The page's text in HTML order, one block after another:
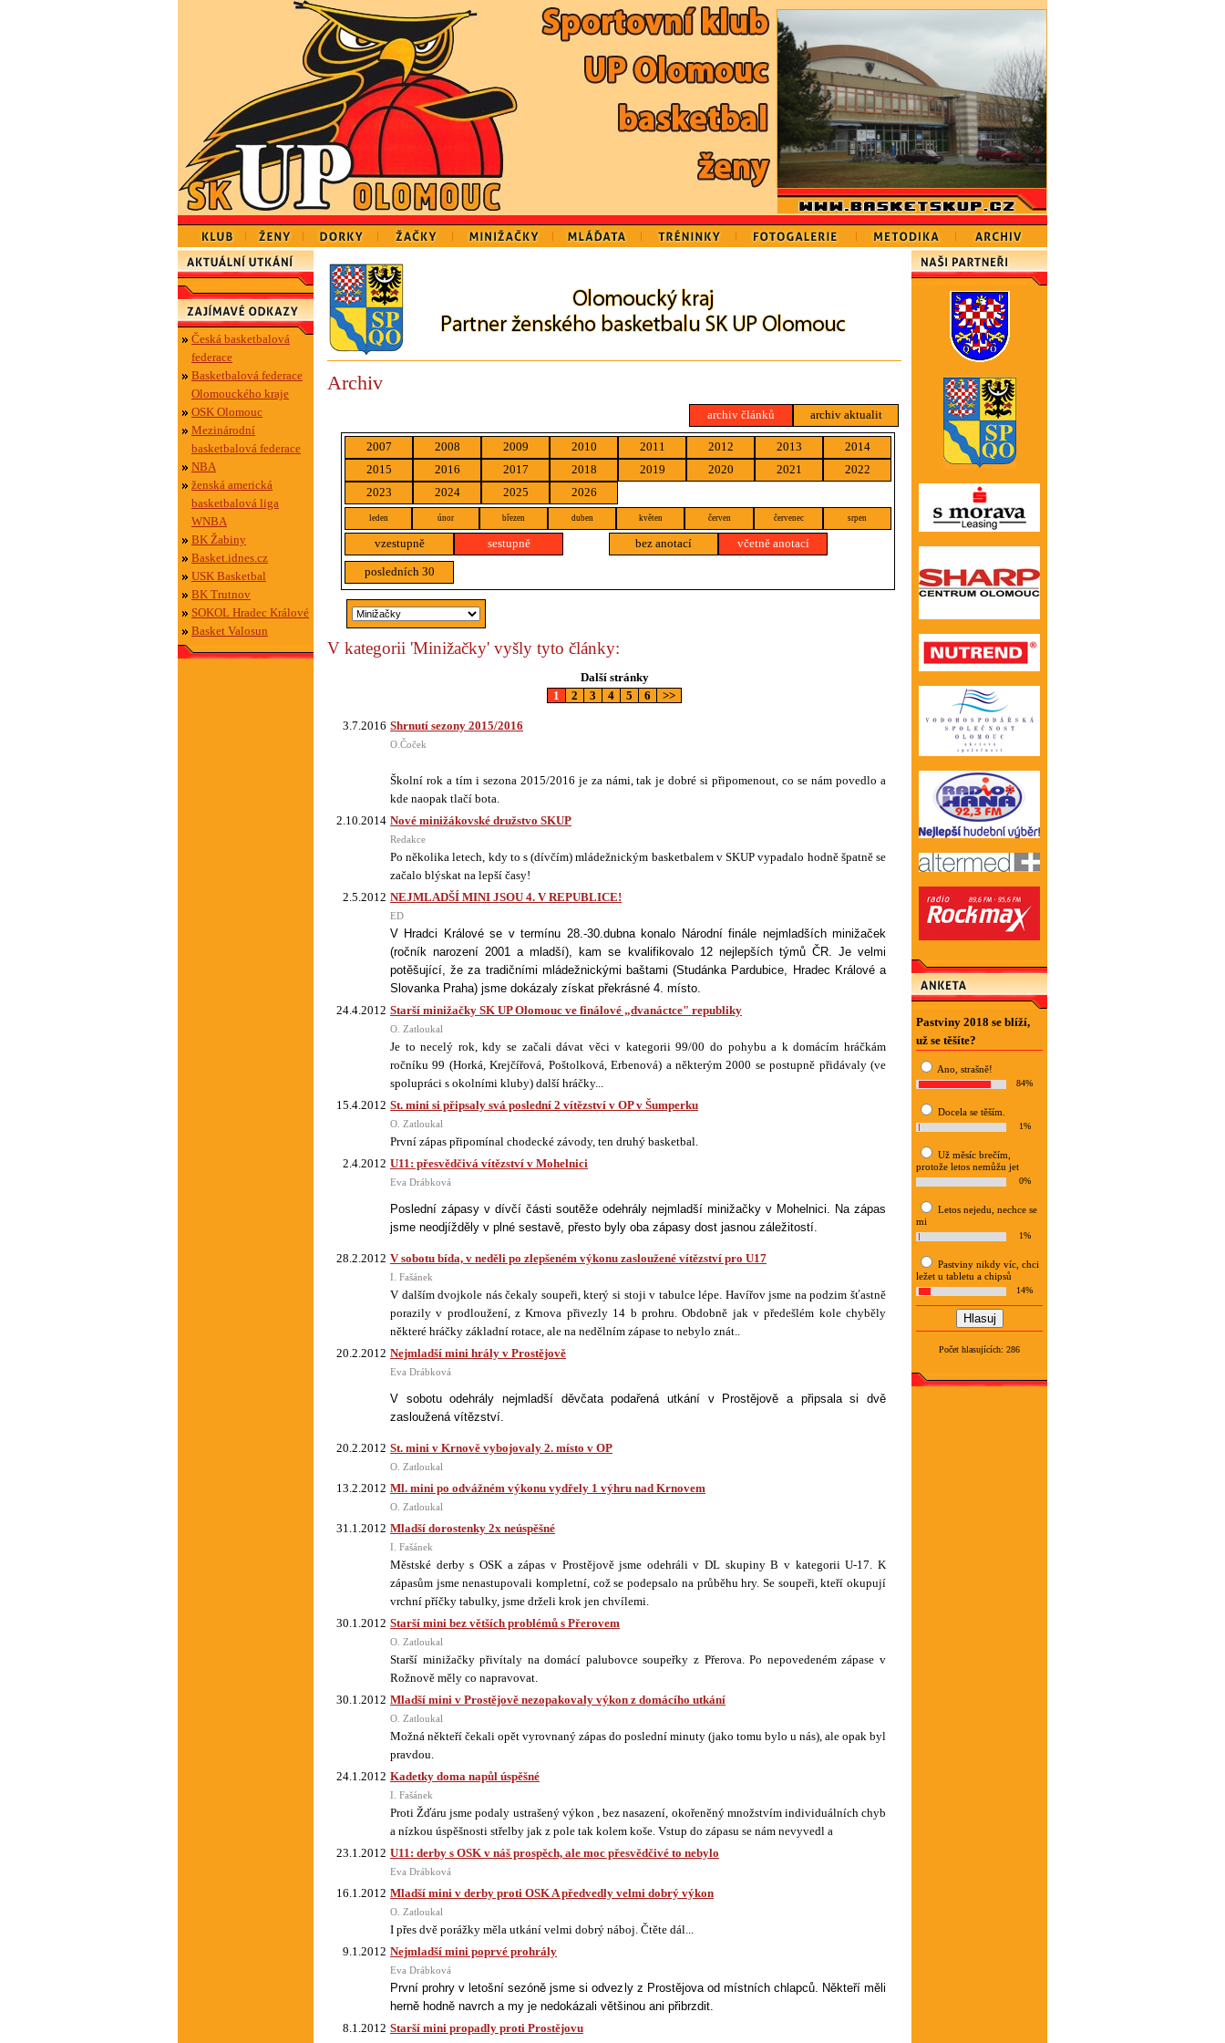
Česká basketbalová
federace
Basketbalová federace
Olomouckého kraje
OSK Olomouc
Mezinárodní
basketbalová federace
NBA
ženská americká
basketbalová liga
WNBA
BK Žabiny
Basket.idnes.cz
USK Basketbal
BK Trutnov
SOKOL Hradec Králové
Basket Valosun
Archiv
archiv článků archiv aktualit
2007 2008 2009 2010 2011 2012 2013
2014
2015
2016 2017 2018 2019 2020 2021
2022
2023
2024 2025 2026
leden únor březen duben květen červen červenec srpen
vzestupně sestupně bez anotací včetně anotací
posledních 30
V kategorii 'Minižačky' vyšly tyto články:
Další stránky
1
2 3 4 5 6 >>
3.7.2016 Shrnutí sezony 2015/2016
O.Čoček
Školní rok a tím i sezona 2015/2016 je za námi, tak je dobré si připomenout, co se nám povedlo a
kde naopak tlačí bota.
2.10.2014 Nové minižákovské družstvo SKUP
Redakce
Po několika letech, kdy to s (dívčím) mládežnickým basketbalem v SKUP vypadalo hodně špatně se
začalo blýskat na lepší časy!
2.5.2012 NEJMLADŠÍ MINI JSOU 4. V REPUBLICE!
ED
V Hradci Králové se v termínu 28.-30.dubna konalo Národní finále nejmladších minižaček
(ročník narození 2001 a mladší), kam se kvalifikovalo 12 nejlepších týmů ČR. Je velmi
potěšující, že za tradičními mládežnickými baštami (Studánka Pardubice, Hradec Králové a
Slovanka Praha) jsme dokázaly získat překrásné 4. místo.
24.4.2012 Starší minižačky SK UP Olomouc ve finálové „dvanáctce" republiky
O. Zatloukal
Je to necelý rok, kdy se začali dávat věci v kategorii 99/00 do pohybu a k domácím hráčkám
ročníku 99 (Horká, Krejčířová, Poštolková, Erbenová) a některým 2000 se postupně přidávaly (ve
spolupráci s okolními kluby) další hráčky...
15.4.2012 St. mini si připsaly svá poslední 2 vítězství v OP v Šumperku
O. Zatloukal
První zápas připomínal chodecké závody, ten druhý basketbal.
2.4.2012 U11: přesvědčivá vítězství v Mohelnici
Eva Drábková
Poslední zápasy v dívčí části soutěže odehrály nejmladší minižačky v Mohelnici. Na zápas
jsme neodjížděly v plné sestavě, přesto byly oba zápasy dost jasnou záležitostí.
28.2.2012 V sobotu bída, v neděli po zlepšeném výkonu zasloužené vítězství pro U17
I. Fašánek
V dalším dvojkole nás čekaly soupeři, který si stoji v tabulce lépe. Havířov jsme na podzim šťastně
porazily v prodloužení, z Krnova přivezly 14 b prohru. Obdobně jak v předešlém kole chyběly
některé hráčky základní rotace, ale na nedělním zápase to nebylo znát..
20.2.2012 Nejmladší mini hrály v Prostějově
Eva Drábková
V sobotu odehrály nejmladší děvčata podařená utkání v Prostějově a připsala si dvě
zasloužená vítězství.
20.2.2012 St. mini v Krnově vybojovaly 2. místo v OP
O. Zatloukal
13.2.2012 Ml. mini po odvážném výkonu vydřely 1 výhru nad Krnovem
O. Zatloukal
31.1.2012 Mladší dorostenky 2x neúspěšné
I. Fašánek
Městské derby s OSK a zápas v Prostějově jsme odehráli v DL skupiny B v kategorii U-17. K
zápasům jsme nenastupovali kompletní, což se podepsalo na průběhu hry. Se soupeři, kteří okupují
vrchní příčky tabulky, jsme drželi krok jen chvílemi.
30.1.2012 Starší mini bez větších problémů s Přerovem
O. Zatloukal
Starší minižačky přivítaly na domácí palubovce soupeřky z Přerova. Po nepovedeném zápase v
Rožnově měly co napravovat.
30.1.2012 Mladší mini v Prostějově nezopakovaly výkon z domácího utkání
O. Zatloukal
Možná někteří čekali opět vyrovnaný zápas do poslední minuty (jako tomu bylo u nás), ale opak byl
pravdou.
24.1.2012 Kadetky doma napůl úspěšné
I. Fašánek
Proti Žďáru jsme podaly ustrašený výkon , bez nasazení, okořeněný množstvím individuálních chyb
a nízkou úspěšnosti střelby jak z pole tak kolem koše. Vstup do zápasu se nám nevyvedl a
23.1.2012 U11: derby s OSK v náš prospěch, ale moc přesvědčivé to nebylo
Eva Drábková
16.1.2012 Mladší mini v derby proti OSK A předvedly velmi dobrý výkon
O. Zatloukal
I přes dvě porážky měla utkání velmi dobrý náboj. Čtěte dál...
9.1.2012 Nejmladší mini poprvé prohrály
Eva Drábková
První prohry v letošní sezóně jsme si odvezly z Prostějova od místních chlapců. Někteří měli
herně hodně navrch a my je nedokázali většinou ani přibrzdit.
8.1.2012 Starší mini propadly proti Prostějovu
Pastviny 2018 se blíží,
už se těšíte?
Ano, strašně!
84%
Docela se těším.
1%
Už měsíc brečím,
protože letos nemůžu jet
0%
Letos nejedu, nechce se
mi
1%
Pastviny nikdy víc, chci
ležet u tabletu a chipsů
14%
Počet hlasujících: 286